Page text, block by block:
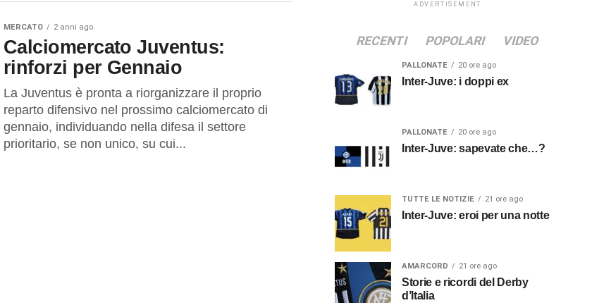
MERCATO 2 anni ago
Calciomercato Juventus:
rinforzi per Gennaio
La Juventus è pronta a riorganizzare il proprio
reparto difensivo nel prossimo calciomercato di
gennaio, individuando nella difesa il settore
prioritario, se non unico, su cui...
ADVERTISEMENT
RECENTI POPOLARI VIDEO
PALLONATE 20 ore ago
Inter-Juve: i doppi ex
PALLONATE 20 ore ago
Inter-Juve: sapevate che…?
TUTTE LE NOTIZIE 21 ore ago
Inter-Juve: eroi per una notte
AMARCORD 21 ore ago
Storie e ricordi del Derby
d’Italia